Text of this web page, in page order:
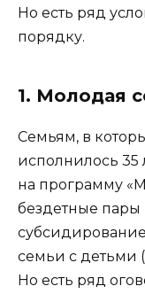
Но есть ряд
порядку.
1. Молодая
Семьям, в
исполнилось 35
на программу
бездетные
семьи с детьми
Но есть ряд